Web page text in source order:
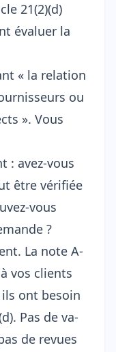
21(2)(d)
évaluer la
« la relation
ou
». Vous
: avez-vous
être vérifiée
vous
?
La note A-
vos clients
ont besoin
Pas de va-
de revues